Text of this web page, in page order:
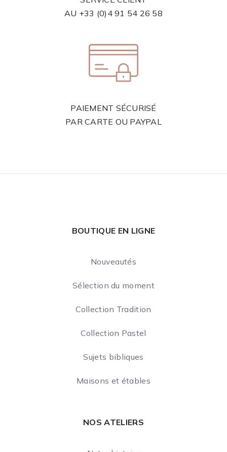
AU +33 (0)4 91 54 26 58
PAIEMENT SÉCURISÉ
PAR CARTE OU PAYPAL
BOUTIQUE EN LIGNE
Nouveautés
Sélection du moment
Collection Tradition
Collection Pastel
Sujets bibliques
Maisons et étables
NOS ATELIERS